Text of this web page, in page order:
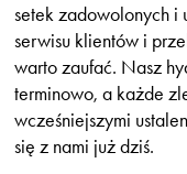
setek zadowolonych i
serwisu klientów i
warto zaufać. Nasz
terminowo, a każde
wcześniejszymi
się z nami już dziś.